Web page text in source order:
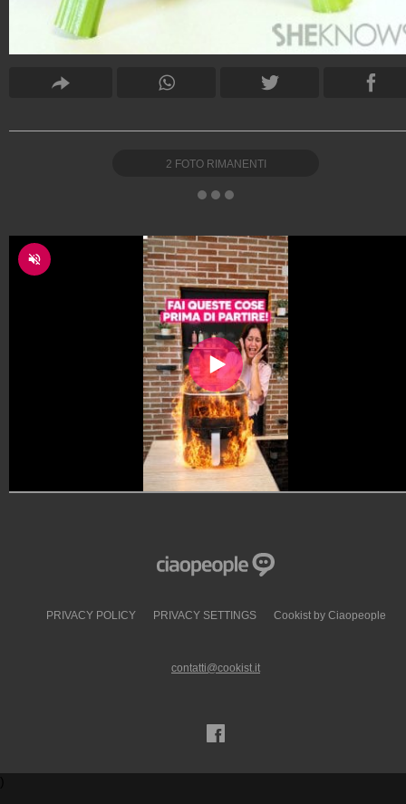
2 FOTO RIMANENTI
PRIVACY POLICY PRIVACY SETTINGS Cookist by Ciaopeople
contatti@cookist.it